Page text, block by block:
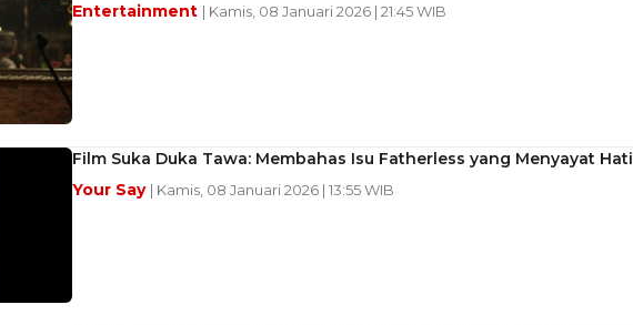
Entertainment | Kamis, 08 Januari 2026 | 21:45 WIB
Film Suka Duka Tawa: Membahas Isu Fatherless yang Menyayat Hati
Your Say | Kamis, 08 Januari 2026 | 13:55 WIB